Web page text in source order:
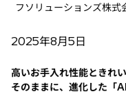
フソリューションズ株式
2025年8月5日
高いお手入れ性能ときれ
そのままに、進化した「